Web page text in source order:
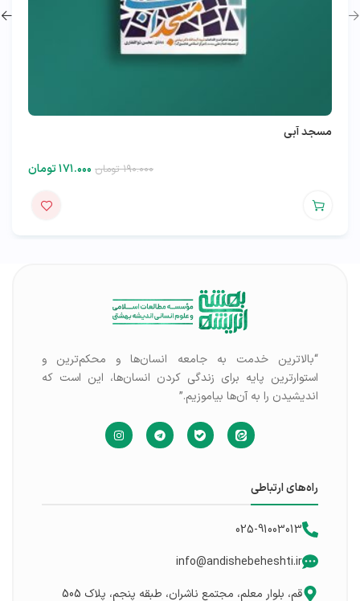
مسجد آبی
۱۹۰.۰۰۰ تومان ۱۷۱.۰۰۰تومان
“بالاترین خدمت به جامعه انسان‌ها و محکم‌ترین و
استوارترین پایه برای زندگی کردن انسان‌ها، این است که
اندیشیدن را به آن‌ها بیاموزیم.”
راه‌های ارتباطی
025-91003013
info@andishebeheshti.ir
قم، بلوار معلم، مجتمع ناشران، طبقه پنجم، پلاک 505